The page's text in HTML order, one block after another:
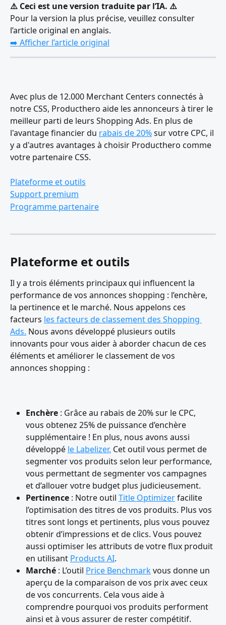
⚠️ Ceci est une version traduite par l’IA. ⚠️
Pour la version la plus précise, veuillez consulter
l’article original en anglais.
➡️ Afficher l’article original
Avec plus de 12.000 Merchant Centers connectés à
notre CSS, Producthero aide les annonceurs à tirer le
meilleur parti de leurs Shopping Ads. En plus de
l'avantage financier du rabais de 20% sur votre CPC, il
y a d'autres avantages à choisir Producthero comme
votre partenaire CSS.
Plateforme et outils
Support premium
Programme partenaire
Plateforme et outils
Il y a trois éléments principaux qui influencent la
performance de vos annonces shopping : l’enchère,
la pertinence et le marché. Nous appelons ces
facteurs les facteurs de classement des Shopping
Ads. Nous avons développé plusieurs outils
innovants pour vous aider à aborder chacun de ces
éléments et améliorer le classement de vos
annonces shopping :
Enchère : Grâce au rabais de 20% sur le CPC,
vous obtenez 25% de puissance d’enchère
supplémentaire ! En plus, nous avons aussi
développé le Labelizer. Cet outil vous permet de
segmenter vos produits selon leur performance,
vous permettant de segmenter vos campagnes
et d’allouer votre budget plus judicieusement.
Pertinence : Notre outil Title Optimizer facilite
l’optimisation des titres de vos produits. Plus vos
titres sont longs et pertinents, plus vous pouvez
obtenir d’impressions et de clics. Vous pouvez
aussi optimiser les attributs de votre flux produit
en utilisant Products AI.
Marché : L’outil Price Benchmark vous donne un
aperçu de la comparaison de vos prix avec ceux
de vos concurrents. Cela vous aide à
comprendre pourquoi vos produits performent
ainsi et à vous assurer de rester compétitif.